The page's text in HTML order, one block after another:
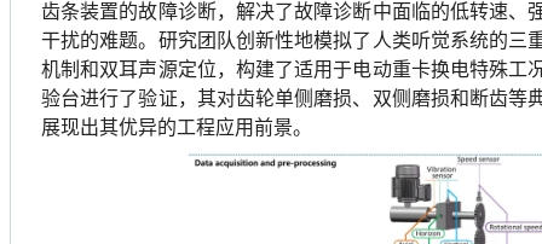
齿条装置的故障诊断，解决了故障诊断中面临的低转速、
干扰的难题。研究团队创新性地模拟了人类听觉系统的三
机制和双耳声源定位，构建了适用于电动重卡换电特殊工
验台进行了验证，其对齿轮单侧磨损、双侧磨损和断齿等
展现出其优异的工程应用前景。